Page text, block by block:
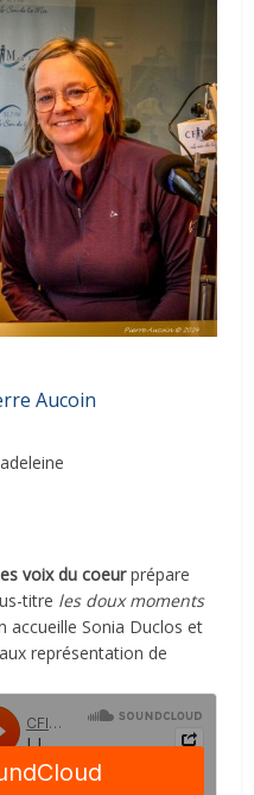
Aucoin
voix du coeurprépare
titre les doux moments
accueille Sonia Duclos et
représentation de